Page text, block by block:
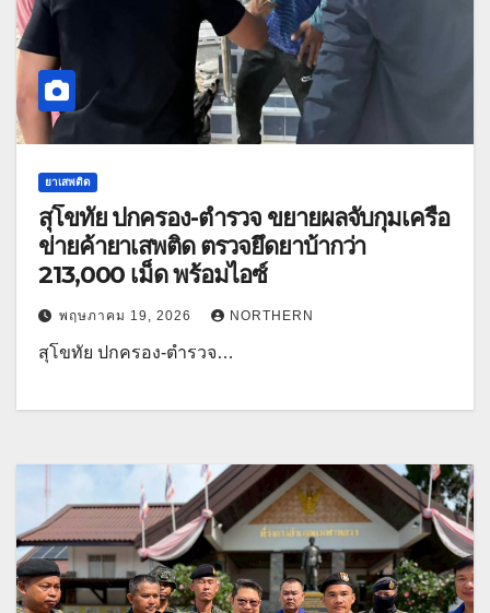
ยาเสพติด
สุโขทัย ปกครอง-ตำรวจ ขยายผลจับกุมเครือ
ข่ายค้ายาเสพติด ตรวจยึดยาบ้ากว่า
213,000 เม็ด พร้อมไอซ์
พฤษภาคม 19, 2026 NORTHERN
สุโขทัย ปกครอง-ตำรวจ…